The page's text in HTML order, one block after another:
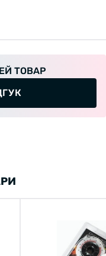
ТОВАР